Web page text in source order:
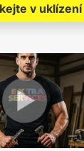
v uklízení